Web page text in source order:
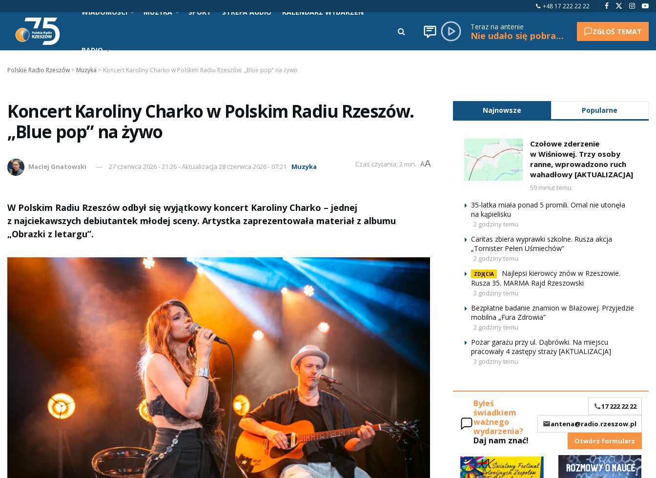
+48 17 222 22 22
WIADOMOŚCI MUZYKA SPORT STREFA AUDIO KALENDARZ WYDARZEŃ
RADIO
Teraz na antenie
Nie udało się pobrać tytułu. ZGŁOŚ TEMAT
Polskie Radio Rzeszów > Muzyka > Koncert Karoliny Charko w Polskim Radiu Rzeszów. „Blue pop” na żywo
Koncert Karoliny Charko w Polskim Radiu Rzeszów.
„Blue pop” na żywo
Maciej Gnatowski 27 czerwca 2026 - 21:26 - Aktualizacja 28 czerwca 2026 - 07:21 Muzyka Czas czytania: 2 min. AA
W Polskim Radiu Rzeszów odbył się wyjątkowy koncert Karoliny Charko – jednej
z najciekawszych debiutantek młodej sceny. Artystka zaprezentowała materiał z albumu
„Obrazki z letargu”.
Najnowsze Popularne
Czołowe zderzenie
w Wiśniowej. Trzy osoby
ranne, wprowadzono ruch
wahadłowy [AKTUALIZACJA]
59 minut temu
35-latka miała ponad 5 promili. Omal nie utonęła
na kąpielisku
2 godziny temu
Caritas zbiera wyprawki szkolne. Rusza akcja
„Tornister Pełen Uśmiechów”
2 godziny temu
ZDJĘCIA
Najlepsi kierowcy znów w Rzeszowie.
Rusza 35. MARMA Rajd Rzeszowski
2 godziny temu
Bezpłatne badanie znamion w Błażowej. Przyjedzie
mobilna „Fura Zdrowia”
2 godziny temu
Pożar garażu przy ul. Dąbrówki. Na miejscu
pracowały 4 zastępy straży [AKTUALIZACJA]
3 godziny temu
Byłeś
świadkiem
ważnego
wydarzenia?
Daj nam znać!
17 222 22 22
antena@radio.rzeszow.pl
Otwórz formularz